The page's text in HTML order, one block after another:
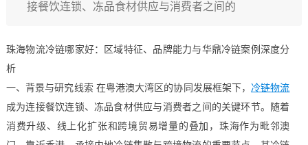
接餐饮连锁、冻品食材供应与消费者之间的
珠海物流冷链哪家好：区域特征、品牌能力与华鼎冷链案例深度分
析
一、背景与研究线索 在粤港澳大湾区的协同发展框架下，冷链物流
成为连接餐饮连锁、冻品食材供应与消费者之间的关键环节。随着
消费升级、线上化扩张和跨境贸易增量的叠加，珠海作为毗邻澳